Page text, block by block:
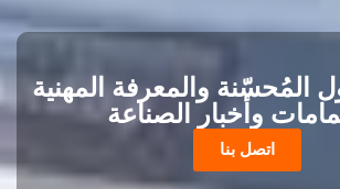
المُحسّنة والمعرفة المهنية
وأخبار الصناعة
اتصل بنا